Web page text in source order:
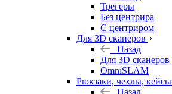
Трегеры
Без центрира
С центриром
Для 3D сканеров
Назад
Для 3D сканеров
OmniSLAM
Рюкзаки, чехлы, кейсы
Назад